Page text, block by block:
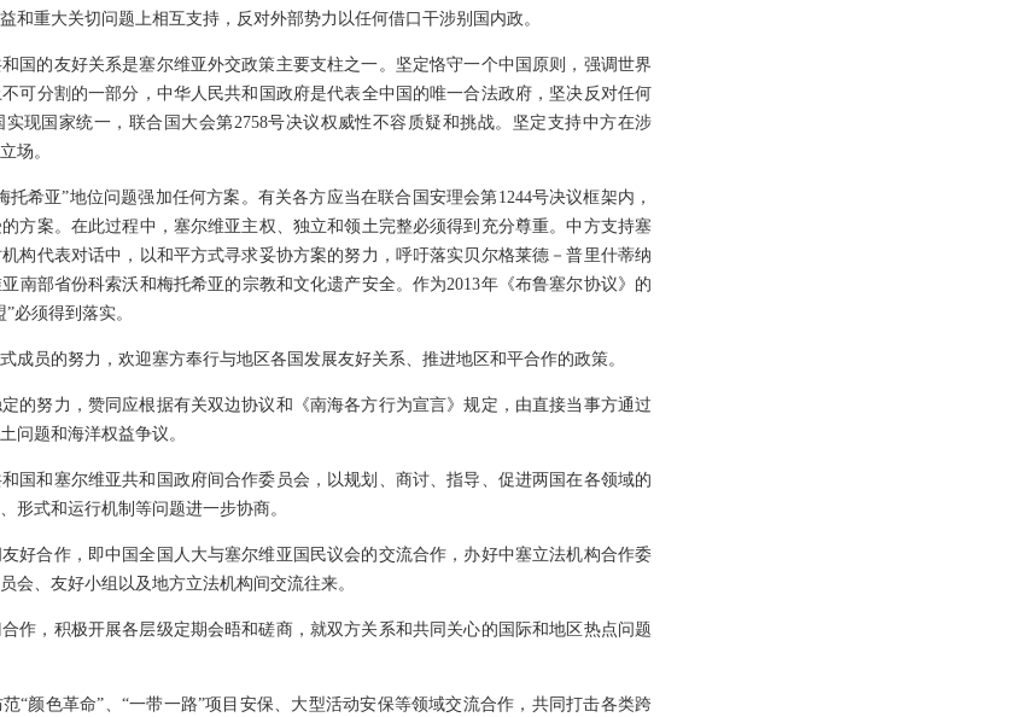
和重大关切问题上相互支持，反对外部势力以任何借口干涉别国内政。
国的友好关系是塞尔维亚外交政策主要支柱之一。坚定恪守一个中国原则，强调世界
可分割的一部分，中华人民共和国政府是代表全中国的唯一合法政府，坚决反对任何
现国家统一，联合国大会第2758号决议权威性不容质疑和挑战。坚定支持中方在涉
场。
托希亚”地位问题强加任何方案。有关各方应当在联合国安理会第1244号决议框架内，
方案。在此过程中，塞尔维亚主权、独立和领土完整必须得到充分尊重。中方支持塞
构代表对话中，以和平方式寻求妥协方案的努力，呼吁落实贝尔格莱德－普里什蒂纳
南部省份科索沃和梅托希亚的宗教和文化遗产安全。作为2013年《布鲁塞尔协议》的
必须得到落实。
成员的努力，欢迎塞方奉行与地区各国发展友好关系、推进地区和平合作的政策。
的努力，赞同应根据有关双边协议和《南海各方行为宣言》规定，由直接当事方通过
问题和海洋权益争议。
国和塞尔维亚共和国政府间合作委员会，以规划、商讨、指导、促进两国在各领域的
形式和运行机制等问题进一步协商。
好合作，即中国全国人大与塞尔维亚国民议会的交流合作，办好中塞立法机构合作委
会、友好小组以及地方立法机构间交流往来。
作，积极开展各层级定期会晤和磋商，就双方关系和共同关心的国际和地区热点问题
“颜色革命”、“一带一路”项目安保、大型活动安保等领域交流合作，共同打击各类跨